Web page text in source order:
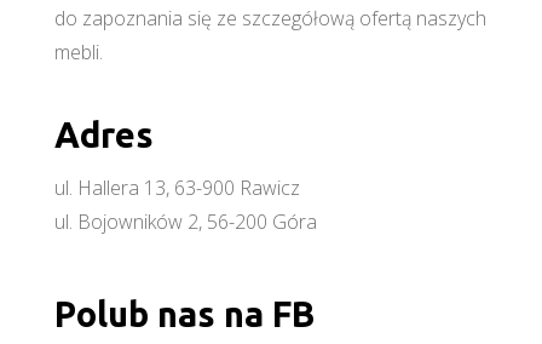
do zapoznania się ze szczegółową ofertą naszych
mebli.
Adres
ul. Hallera 13, 63-900 Rawicz
ul. Bojowników 2, 56-200 Góra
Polub nas na FB